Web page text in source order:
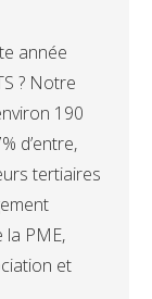
année
? Notre
190
d’entre,
tertiaires
la PME,
et